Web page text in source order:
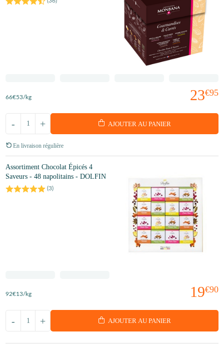
23€95
66€53/kg
+
- AJOUTER AU PANIER
En livraison régulière
Assortiment Chocolat Épicés 4
Saveurs - 48 napolitains - DOLFIN
(3)
19€90
92€13/kg
+
- AJOUTER AU PANIER